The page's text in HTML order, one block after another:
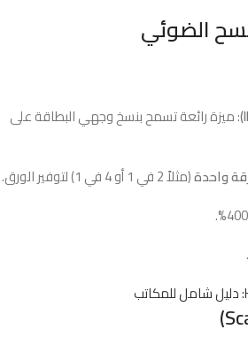
الضوئي
: ميزة رائعة تسمح بنسخ وجهي البطاقة على
واحدة(مثلاً 2 في 1 أو 4 في 1) لتوفير الورق.
.